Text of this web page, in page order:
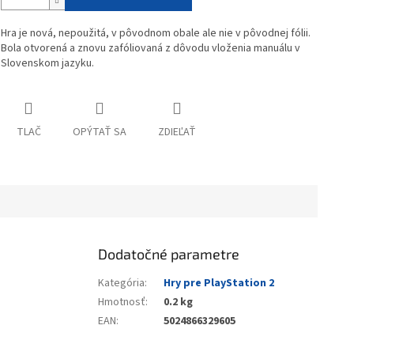
Hra je nová, nepoužitá, v pôvodnom obale ale nie v pôvodnej fólii.
Bola otvorená a znovu zafóliovaná z dôvodu vloženia manuálu v
Slovenskom jazyku.
TLAČ OPÝTAŤ SA ZDIEĽAŤ
Dodatočné parametre
Kategória:
Hry pre PlayStation 2
Hmotnosť:
0.2 kg
EAN: 5024866329605